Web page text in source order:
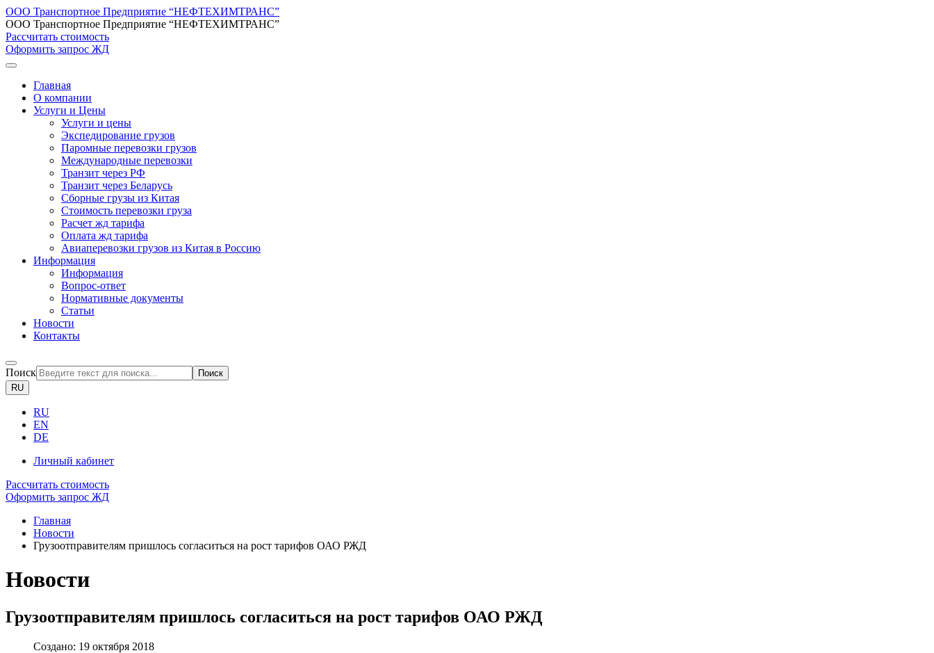
ООО Транспортное Предприятие “НЕФТЕХИМТРАНС”
ООО Транспортное Предприятие “НЕФТЕХИМТРАНС”
Рассчитать стоимость
Оформить запрос ЖД
Главная
О компании
Услуги и Цены
Услуги и цены
Экспедирование грузов
Паромные перевозки грузов
Международные перевозки
Транзит через РФ
Транзит через Беларусь
Сборные грузы из Китая
Стоимость перевозки груза
Расчет жд тарифа
Оплата жд тарифа
Авиаперевозки грузов из Китая в Россию
Информация
Информация
Вопрос-ответ
Нормативные документы
Статьи
Новости
Контакты
Поиск
Поиск
RU
RU
EN
DE
Личный кабинет
Рассчитать стоимость
Оформить запрос ЖД
Главная
Новости
Грузоотправителям пришлось согласиться на рост тарифов ОАО РЖД
Новости
Грузоотправителям пришлось согласиться на рост тарифов ОАО РЖД
Создано: 19 октября 2018